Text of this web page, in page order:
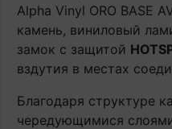
Alpha Vinyl ORO BASE
камень, виниловый
замок с защитой
вздутия в местах
Благодаря структуре
чередующимися